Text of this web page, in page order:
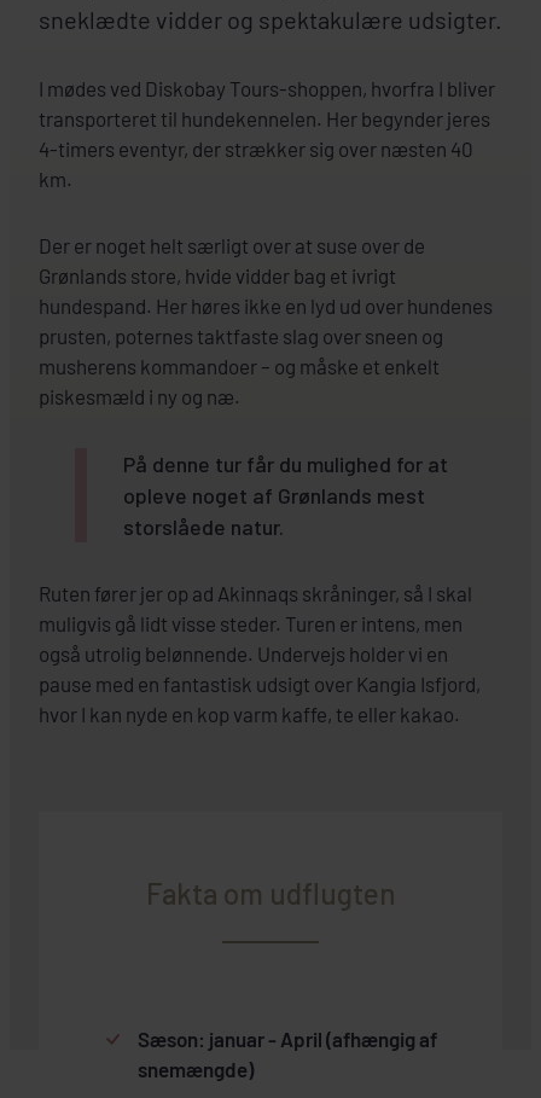
sneklædte vidder og spektakulære udsigter.
I mødes ved Diskobay Tours-shoppen, hvorfra I bliver
transporteret til hundekennelen. Her begynder jeres
4-timers eventyr, der strækker sig over næsten 40
km.
Der er noget helt særligt over at suse over de
Grønlands store, hvide vidder bag et ivrigt
hundespand. Her høres ikke en lyd ud over hundenes
prusten, poternes taktfaste slag over sneen og
musherens kommandoer – og måske et enkelt
piskesmæld i ny og næ.
På denne tur får du mulighed for at
opleve noget af Grønlands mest
storslåede natur.
Ruten fører jer op ad Akinnaqs skråninger, så I skal
muligvis gå lidt visse steder. Turen er intens, men
også utrolig belønnende. Undervejs holder vi en
pause med en fantastisk udsigt over Kangia Isfjord,
hvor I kan nyde en kop varm kaffe, te eller kakao.
Fakta om udflugten
Sæson: januar - April (afhængig af
snemængde)